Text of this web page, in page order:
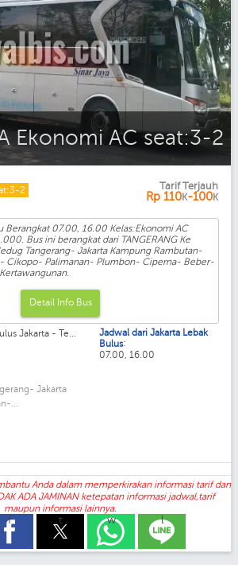
Ekonomi AC seat:3-2
2 Tarif Terjauh
Rp 110K-100K
Berangkat 07.00, 16.00 Kelas:Ekonomi AC
Bus ini berangkat dari TANGERANG Ke
Tangerang- Jakarta Kampung Rambutan-
Cikopo- Palimanan- Plumbon- Ciperna- Beber-
Detail Info Bus
Jakarta - Te...
Jakarta
...
Jadwal dari Jakarta Lebak
Bulus:
07.00, 16.00
Anda dalam memperkirakan informasi tarif dan
ADA JAMINAN ketepatan informasi jadwal,tarif
maupun informasi lainnya.
f t w l